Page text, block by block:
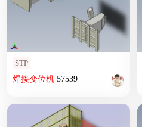
STP
焊接变位机57539